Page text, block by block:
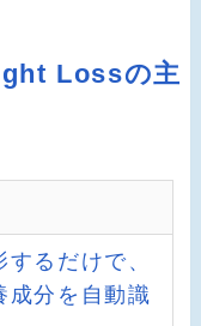
Lossの主
るだけで、
成分を自動識